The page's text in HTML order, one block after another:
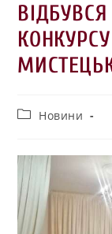
ВІДБУВСЯ
КОНКУРСУ
Новини